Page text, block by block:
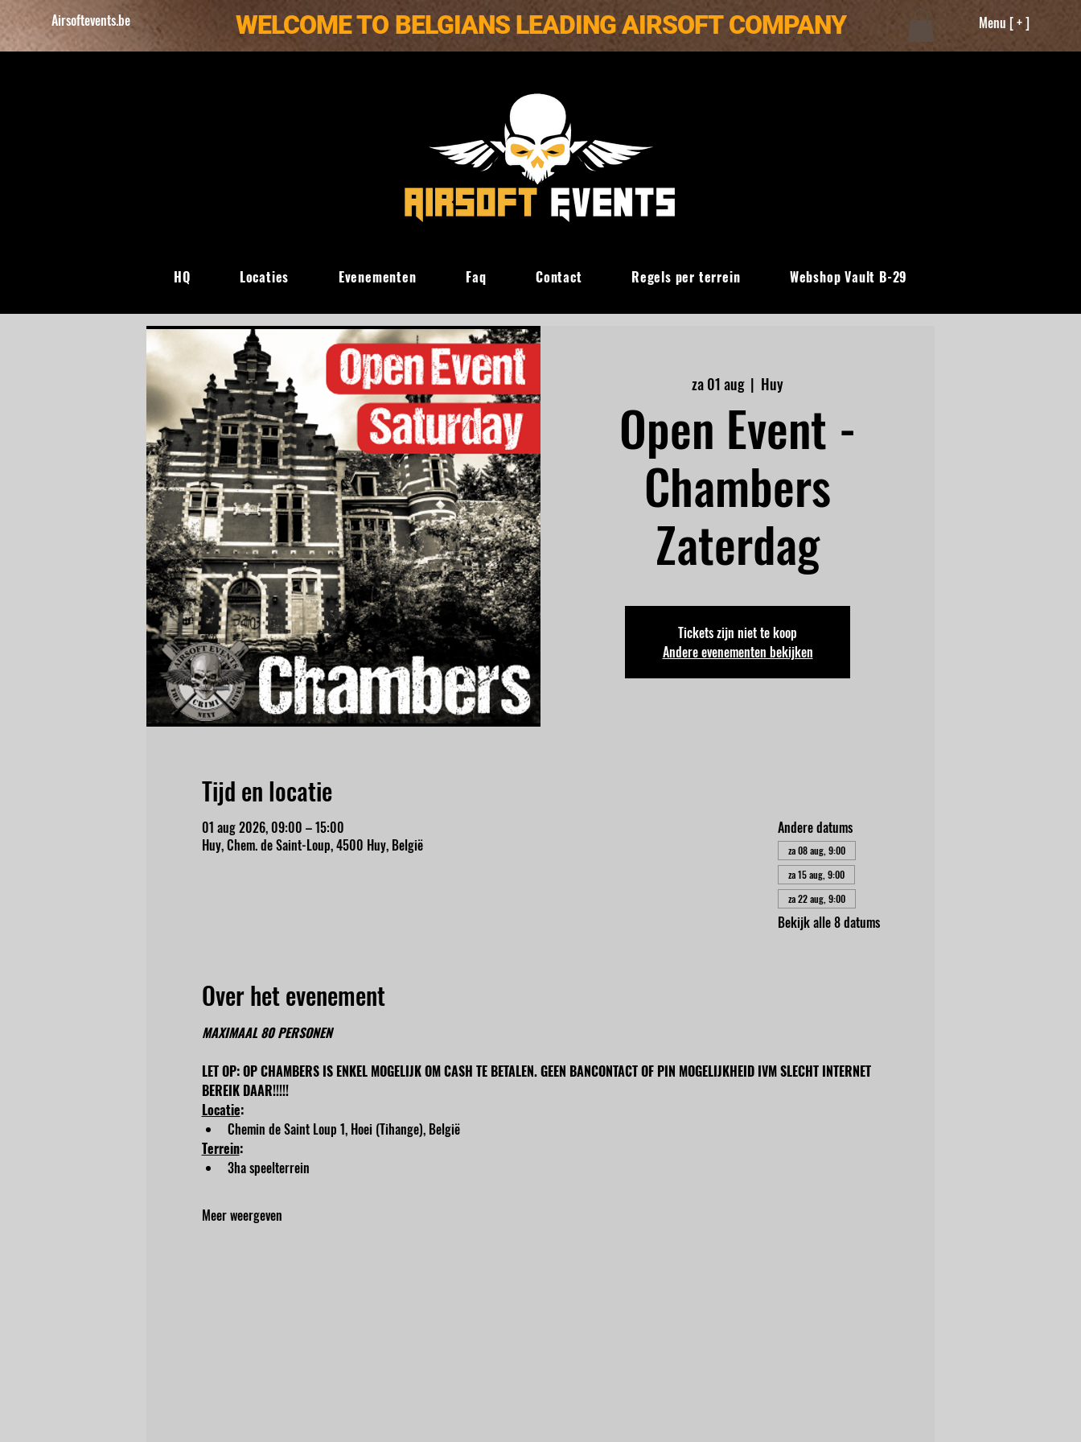
Airsoftevents.be Menu [ + ]
WELCOME TO BELGIANS LEADING AIRSOFT COMPANY
za 01 aug
  |
Huy
Open Event -
Chambers
Zaterdag
Tickets zijn niet te koop
Andere evenementen bekijken
Tijd en locatie
01 aug 2026, 09:00 – 15:00
Huy, Chem. de Saint-Loup, 4500 Huy, België
Andere datums
za 08 aug, 9:00
za 15 aug, 9:00
za 22 aug, 9:00
Bekijk alle 8 datums
Over het evenement
MAXIMAAL 80 PERSONEN
LET OP: OP CHAMBERS IS ENKEL MOGELIJK OM CASH TE BETALEN. GEEN BANCONTACT OF PIN MOGELIJKHEID IVM SLECHT INTERNET
BEREIK DAAR!!!!!
Locatie:
Chemin de Saint Loup 1, Hoei (Tihange), België
Terrein:
3ha speelterrein
Meer weergeven
HQ Locaties Evenementen Faq Contact Regels per terrein Webshop Vault B-29